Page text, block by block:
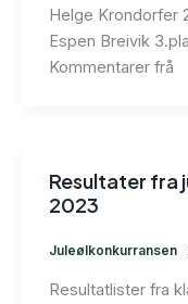
Helge Krondorfer
Espen Breivik
Kommentarer frå
Resultater fra
2023
Juleølkonkurransen
Resultatlister fra